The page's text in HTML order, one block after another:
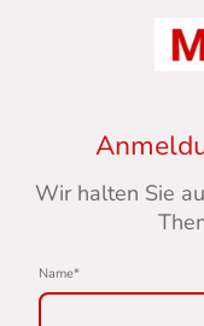
Wir halten Sie
Name*